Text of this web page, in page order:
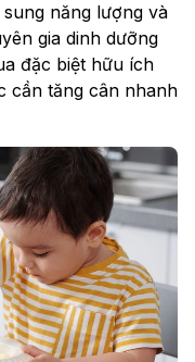
năng lượng và
gia dinh dưỡng
đặc biệt hữu ích
cần tăng cân nhanh